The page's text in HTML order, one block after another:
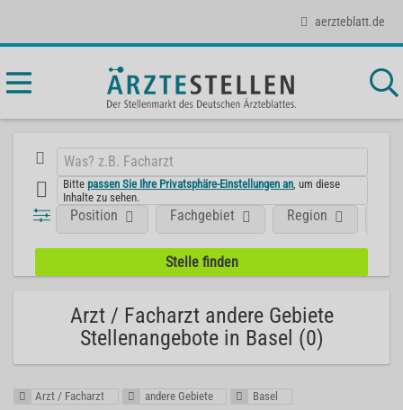
aerzteblatt.de
Bittepassen Sie Ihre Privatsphäre-Einstellungen an , um diese
Inhalte zu sehen.
Position Fachgebiet Region
Arzt / Facharzt andere Gebiete
Stellenangebote in Basel (0)
Arzt / Facharzt andere Gebiete
Basel